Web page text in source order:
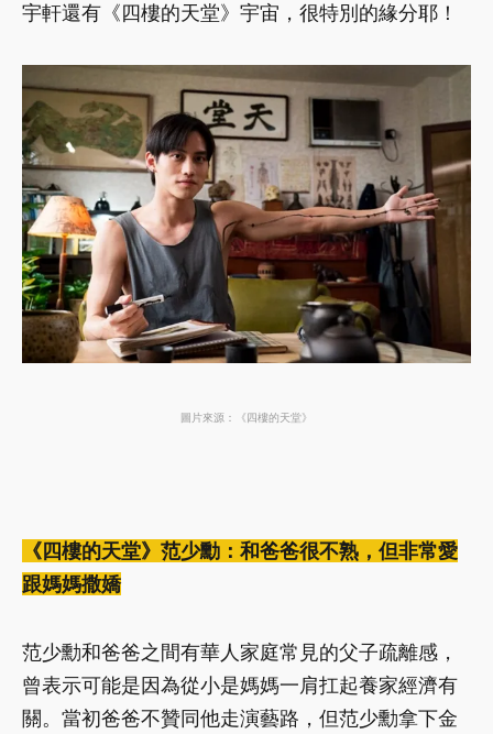
宇軒還有《四樓的天堂》宇宙，很特別的緣分耶！
圖片來源：《四樓的天堂》
《四樓的天堂》范少勳：和爸爸很不熟，但非常愛
跟媽媽撒嬌
范少勳和爸爸之間有華人家庭常見的父子疏離感，
曾表示可能是因為從小是媽媽一肩扛起養家經濟有
關。當初爸爸不贊同他走演藝路，但范少勳拿下金